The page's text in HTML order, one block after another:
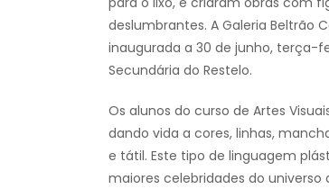
deslumbrantes. A Galeria Beltrão
inaugurada a 30 de junho, terça-
Secundária do Restelo.
Os alunos do curso de Artes
dando vida a cores, linhas,
e tátil. Este tipo de linguagem
maiores celebridades do